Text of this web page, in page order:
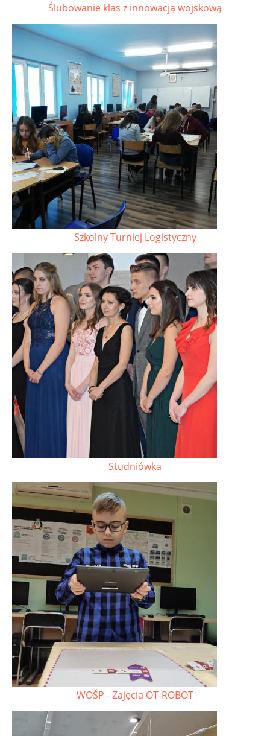
Ślubowanie klas z innowacją wojskową
Szkolny Turniej Logistyczny
Studniówka
WOŚP - Zajęcia OT-ROBOT